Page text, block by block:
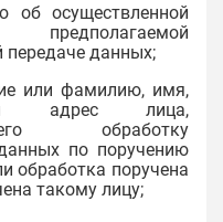
об осуществленной
передаче данных;
или фамилию, имя,
адрес лица,
обработку
по поручению
обработка поручена
такому лицу;